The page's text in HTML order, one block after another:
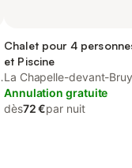
Chalet pour 4
et Piscine
La Chapelle-devant-
des-Vosges
Annulation gratuite
dès72 €par nuit